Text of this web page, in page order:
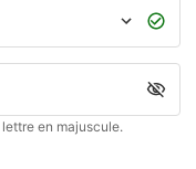
en majuscule.